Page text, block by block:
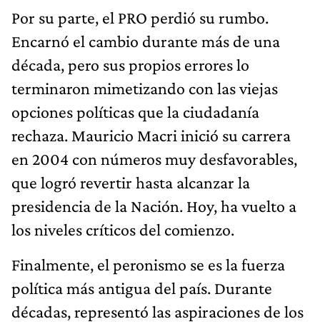
Por su parte, el PRO perdió su rumbo.
Encarnó el cambio durante más de una
década, pero sus propios errores lo
terminaron mimetizando con las viejas
opciones políticas que la ciudadanía
rechaza. Mauricio Macri inició su carrera
en 2004 con números muy desfavorables,
que logró revertir hasta alcanzar la
presidencia de la Nación. Hoy, ha vuelto a
los niveles críticos del comienzo.
Finalmente, el peronismo se es la fuerza
política más antigua del país. Durante
décadas, representó las aspiraciones de los